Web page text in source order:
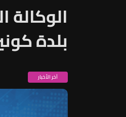
الوكالة
بلدة
آخر الأخبار